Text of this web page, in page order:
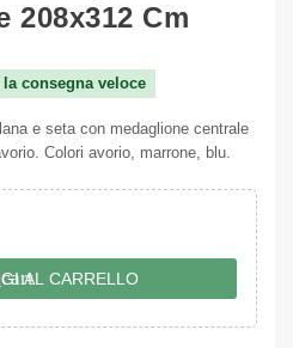
208x312 Cm
consegna veloce
e seta con medaglione centrale
Colori avorio, marrone, blu.
AL CARRELLO